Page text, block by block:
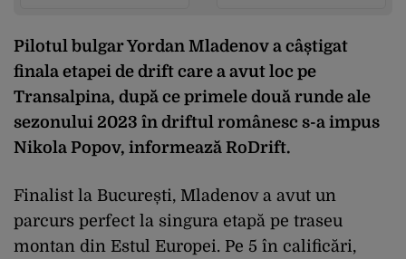
Pilotul bulgar Yordan Mladenov a câștigat
finala etapei de drift care a avut loc pe
Transalpina, după ce primele două runde ale
sezonului 2023 în driftul românesc s-a impus
Nikola Popov, informează RoDrift.
Finalist la București, Mladenov a avut un
parcurs perfect la singura etapă pe traseu
montan din Estul Europei. Pe 5 în calificări,